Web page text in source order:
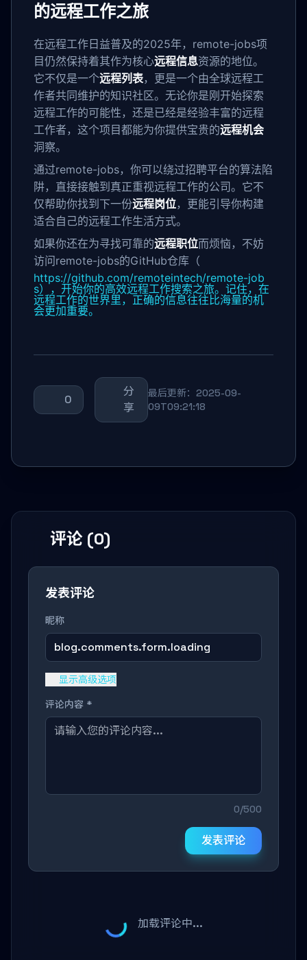
的远程工作之旅
在远程工作日益普及的2025年，remote-jobs项
目仍然保持着其作为核心远程信息资源的地位。
它不仅是一个远程列表，更是一个由全球远程工
作者共同维护的知识社区。无论你是刚开始探索
远程工作的可能性，还是已经是经验丰富的远程
工作者，这个项目都能为你提供宝贵的远程机会
洞察。
通过remote-jobs，你可以绕过招聘平台的算法陷
阱，直接接触到真正重视远程工作的公司。它不
仅帮助你找到下一份远程岗位，更能引导你构建
适合自己的远程工作生活方式。
如果你还在为寻找可靠的远程职位而烦恼，不妨
访问remote-jobs的GitHub仓库（
https://github.com/remoteintech/remote-job
s），开始你的高效远程工作搜索之旅。记住，在
远程工作的世界里，正确的信息往往比海量的机
会更加重要。
0
分
享
最后更新：2025-09-
09T09:21:18
评论 (0)
发表评论
昵称
blog.comments.form.loading
显示高级选项
评论内容 *
0/500
发表评论
加载评论中...